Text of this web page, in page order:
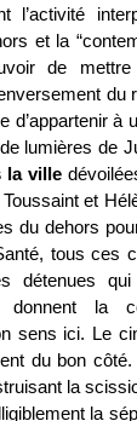
l’activité
et la
de mettre
du
d’appartenir à
lumières de
la ville
et
du dehors
tous ces
détenues
donnent la
sens ici. Le
du bon côté.
la
la